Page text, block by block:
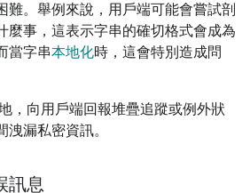
難。舉例來說，用戶端可能會嘗試剖
麼事，這表示字串的確切格式會成為
當字串本地化時，這會特別造成問
，向用戶端回報堆疊追蹤或例外狀
漏私密資訊。
訊息